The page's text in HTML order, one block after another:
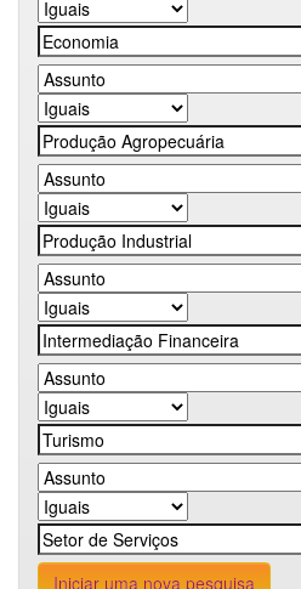
Iniciar uma nova pesquisa